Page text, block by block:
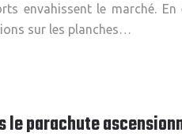
envahissent le marché.
sur les planches…
le parachute